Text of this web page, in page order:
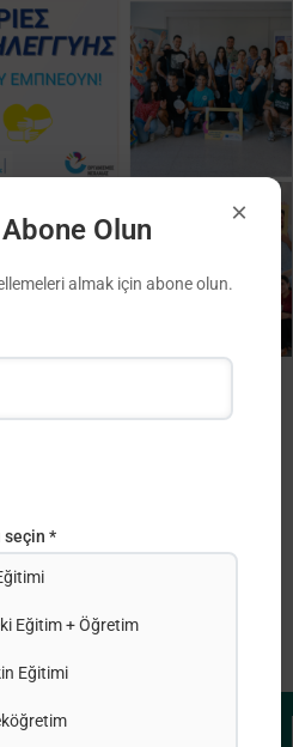
×
Olun
almak için abone olun.
seçin *
Eğitim + Öğretim
Eğitimi